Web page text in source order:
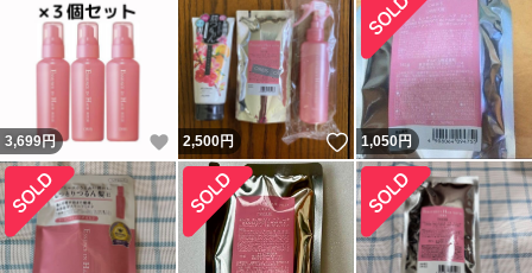
3,699円 いいね！
2,500円 いいね！
1,050円